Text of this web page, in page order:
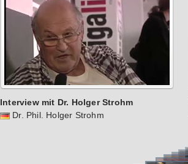
Interview mit Dr. Holger Strohm
Dr. Phil. Holger Strohm